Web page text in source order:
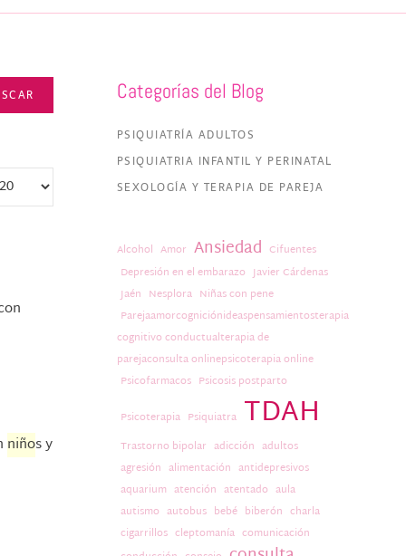
niños y
Categorías del Blog
PSIQUIATRÍA ADULTOS
PSIQUIATRIA INFANTIL Y PERINATAL
SEXOLOGÍA Y TERAPIA DE PAREJA
Alcohol Amor Ansiedad Cifuentes
Depresión en el embarazo Javier Cárdenas
Jaén Nesplora Niñas con pene
Parejaamorcogniciónideaspensamientosterapia
cognitivo conductualterapia de
parejaconsulta onlinepsicoterapia online
Psicofarmacos Psicosis postparto
Psicoterapia Psiquiatra TDAH
Trastorno bipolar adicción adultos
agresión alimentación antidepresivos
aquarium atención atentado aula
autismo autobus bebé biberón charla
cigarrillos cleptomanía comunicación